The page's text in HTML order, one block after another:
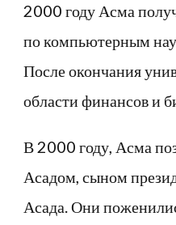
2000 году Асма
по компьютерным
После окончания
области финансов и
В 2000 году, Асма
Асадом, сыном
Асада. Они